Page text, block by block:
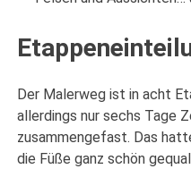
Der Malerweg ist in acht
allerdings nur sechs Tage
zusammengefast. Das
die Füße ganz schön